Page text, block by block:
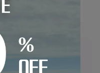
アしませんか？